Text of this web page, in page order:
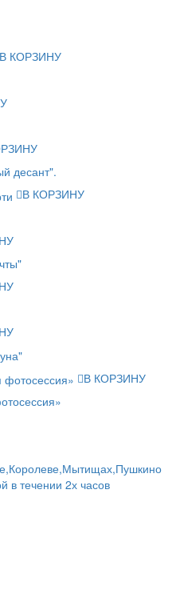
В КОРЗИНУ
десант".
В КОРЗИНУ
В КОРЗИНУ
в течении 2х часов